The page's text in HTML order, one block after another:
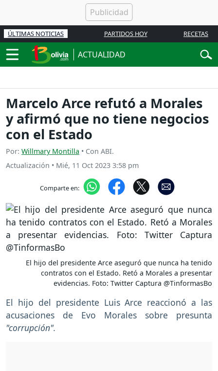
ÚLTIMAS NOTICIAS PARTIDOS HOY RECETAS
ACTUALIDAD
Marcelo Arce refutó a Morales
y afirmó que no tiene negocios
con el Estado
Por: Willmary Montilla • Con ABI.
Actualización • Mié, 11 Oct 2023 3:58 pm
Comparte en:
El hijo del presidente Arce aseguró que nunca ha tenido
contratos con el Estado. Retó a Morales a presentar
evidencias. Foto: Twitter Captura @TinformasBo
El hijo del presidente Luis Arce reaccionó a las
acusaciones de Evo Morales sobre presunta
"corrupción".